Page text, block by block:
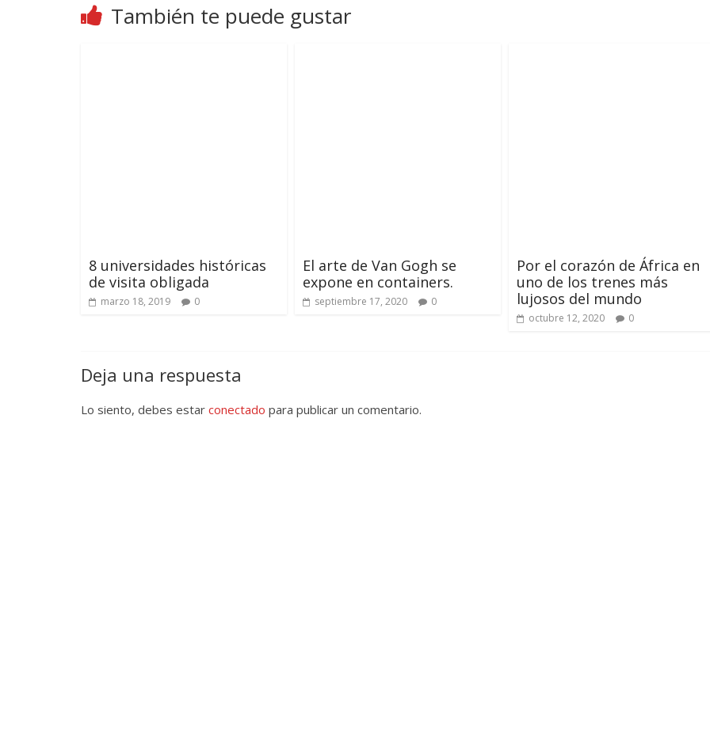
También te puede gustar
8 universidades históricas
de visita obligada
marzo 18, 2019 0
El arte de Van Gogh se
expone en containers.
septiembre 17, 2020 0
Por el corazón de África en
uno de los trenes más
lujosos del mundo
octubre 12, 2020 0
Deja una respuesta
Lo siento, debes estar conectado para publicar un comentario.